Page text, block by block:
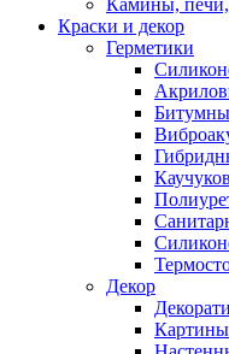
Камины, печи,
Краски и декор
Герметики
Декор
Картины